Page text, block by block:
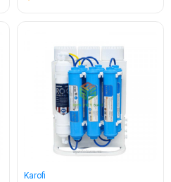
Karofi